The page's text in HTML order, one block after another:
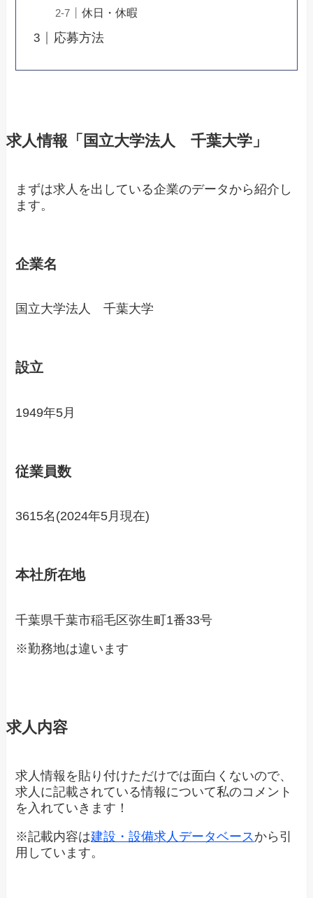
休日・休暇
応募方法
求人情報「国立大学法人 千葉大学」
まずは求人を出している企業のデータから紹介し
ます。
企業名
国立大学法人 千葉大学
設立
1949年5月
従業員数
3615名(2024年5月現在)
本社所在地
千葉県千葉市稲毛区弥生町1番33号
※勤務地は違います
求人内容
求人情報を貼り付けただけでは面白くないので、
求人に記載されている情報について私のコメント
を入れていきます！
※記載内容は建設・設備求人データベース から引
用しています。